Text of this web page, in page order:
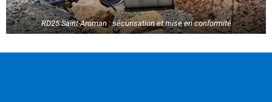
RD25 Saint-Aroman : sécurisation et mise en conformité